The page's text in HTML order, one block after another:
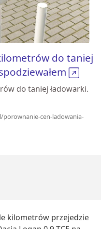
do taniej
do taniej ładowarki.
cen-ladowania-
kilometrów przejedzie